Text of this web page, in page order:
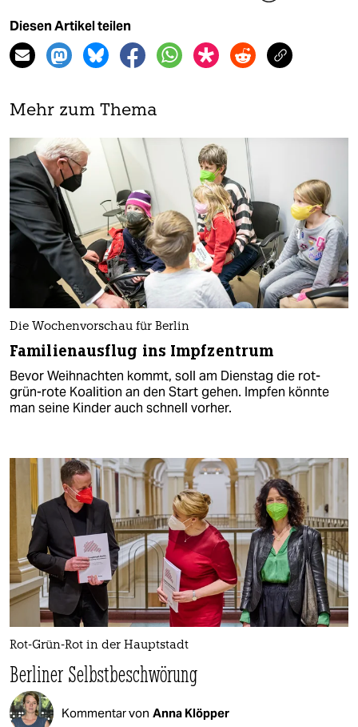
Diesen Artikel teilen
Mehr zum Thema
Die Wochenvorschau für Berlin
Familienausflug ins Impfzentrum
Bevor Weihnachten kommt, soll am Dienstag die rot-
grün-rote Koalition an den Start gehen. Impfen könnte
man seine Kinder auch schnell vorher.
Rot-Grün-Rot in der Hauptstadt
Berliner Selbstbeschwörung
Kommentar von Anna Klöpper